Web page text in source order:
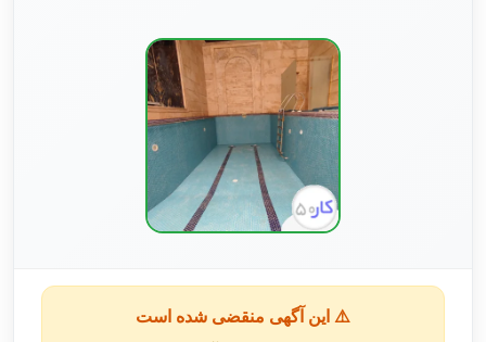
⚠️ این آگهی منقضی شده است